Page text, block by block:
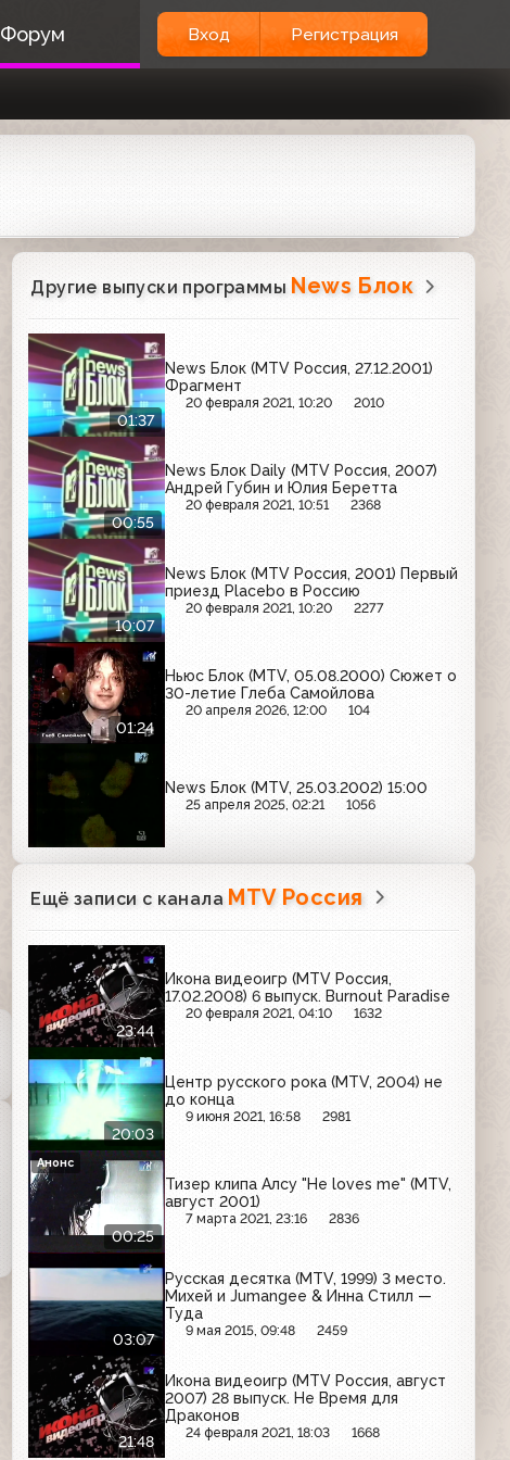
Форум Вход Регистрация
Другие выпуски программы News Блок
01:37
News Блок (MTV Россия, 27.12.2001)
Фрагмент
20 февраля 2021, 10:20 2010
00:55
News Блок Daily (MTV Россия, 2007)
Андрей Губин и Юлия Беретта
20 февраля 2021, 10:51 2368
10:07
News Блок (MTV Россия, 2001) Первый
приезд Placebo в Россию
20 февраля 2021, 10:20 2277
01:24
Ньюс Блок (MTV, 05.08.2000) Сюжет о
30-летие Глеба Самойлова
20 апреля 2026, 12:00 104
News Блок (MTV, 25.03.2002) 15:00
25 апреля 2025, 02:21 1056
Ещё записи с канала MTV Россия
23:44
Икона видеоигр (MTV Россия,
17.02.2008) 6 выпуск. Burnout Paradise
20 февраля 2021, 04:10 1632
20:03
Центр русского рока (MTV, 2004) не
до конца
9 июня 2021, 16:58 2981
00:25
Тизер клипа Алсу "He loves me" (MTV,
август 2001)
7 марта 2021, 23:16 2836
Анонс
03:07
Русская десятка (MTV, 1999) 3 место.
Михей и Jumangee & Инна Стилл —
Туда
9 мая 2015, 09:48 2459
21:48
Икона видеоигр (MTV Россия, август
2007) 28 выпуск. Не Время для
Драконов
24 февраля 2021, 18:03 1668